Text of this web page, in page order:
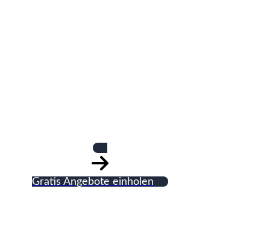
Gratis Angebote einholen